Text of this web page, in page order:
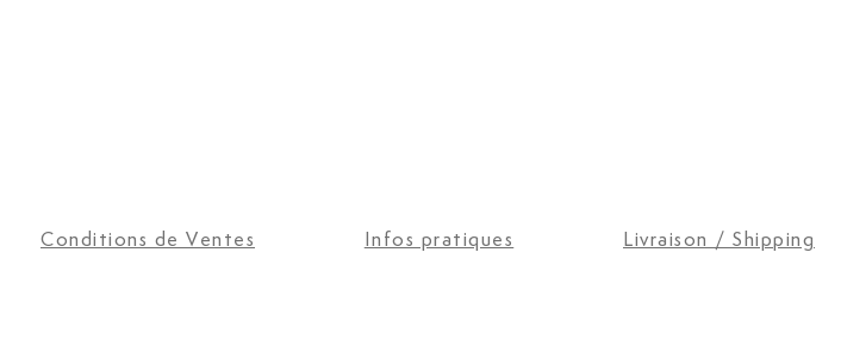
Conditions de Ventes Infos pratiques Livraison / Shipping